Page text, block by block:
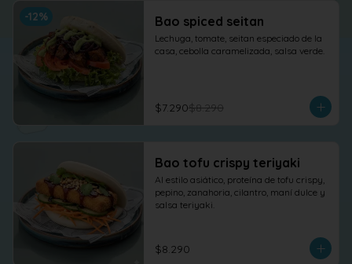
-12% Bao spiced seitan
Lechuga, tomate, seitan especiado de la
casa, cebolla caramelizada, salsa verde.
$7.290$8.290
Bao tofu crispy teriyaki
Al estilo asiático, proteína de tofu crispy,
pepino, zanahoria, cilantro, maní dulce y
salsa teriyaki.
$8.290